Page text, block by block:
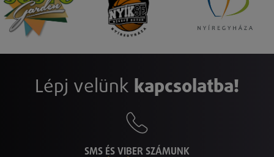
Lépj velünk kapcsolatba!
SMS ÉS VIBER SZÁMUNK